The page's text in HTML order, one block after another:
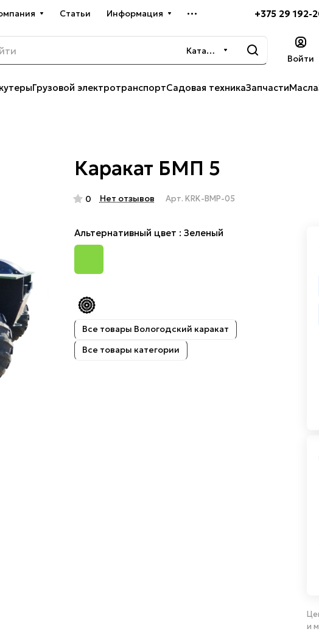
Статьи Информация +375 29 192-
Каталог
Войти
Грузовой электротранспортСадовая техникаЗапчастиМасла
Каракат БМП 5
0 Нет отзывов Арт. KRK-BMP-05
Альтернативный цвет : Зеленый
Все товары Вологодский каракат
Все товары категории
и